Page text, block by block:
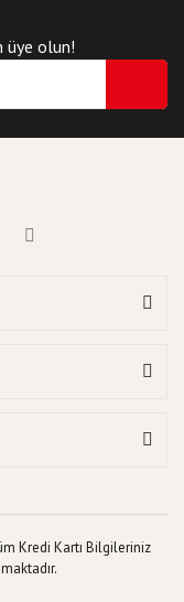
üye olun!
Kredi Kartı Bilgileriniz